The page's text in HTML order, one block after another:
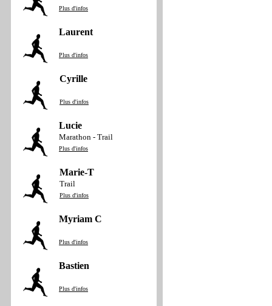
Plus d'infos
Laurent
Plus d'infos
Cyrille
Plus d'infos
Lucie
Marathon - Trail
Plus d'infos
Marie-T
Trail
Plus d'infos
Myriam C
Plus d'infos
Bastien
Plus d'infos